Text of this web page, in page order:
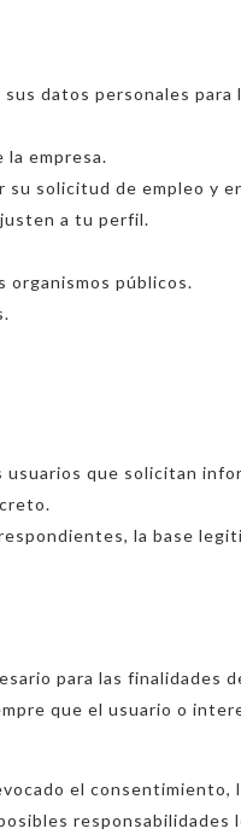
datos personales
empresa.
solicitud de empleo y
a tu perfil.
organismos públicos.
que solicitan
la base
para las finalidades
que el usuario o
el consentimiento,
responsabilidades